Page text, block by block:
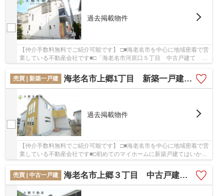
過去掲載物件
【仲介手数料無料でご紹介可能です】 □■海老名市を中心に地域密着で営
業している不動産会社です■□「海老名市河原口５丁目 中古戸建て
売買 | 新築一戸建
海老名市上郷1丁目 新築一戸建て 全１棟 【仲介手数料無料】
過去掲載物件
【仲介手数料無料でご紹介可能です】 □■海老名市を中心に地域密着で営
業している不動産会社です■□初めてのマイホームに新築戸建てはいかが
売買 | 中古一戸建
海老名市上郷３丁目 中古戸建て 【仲介手数料無料】